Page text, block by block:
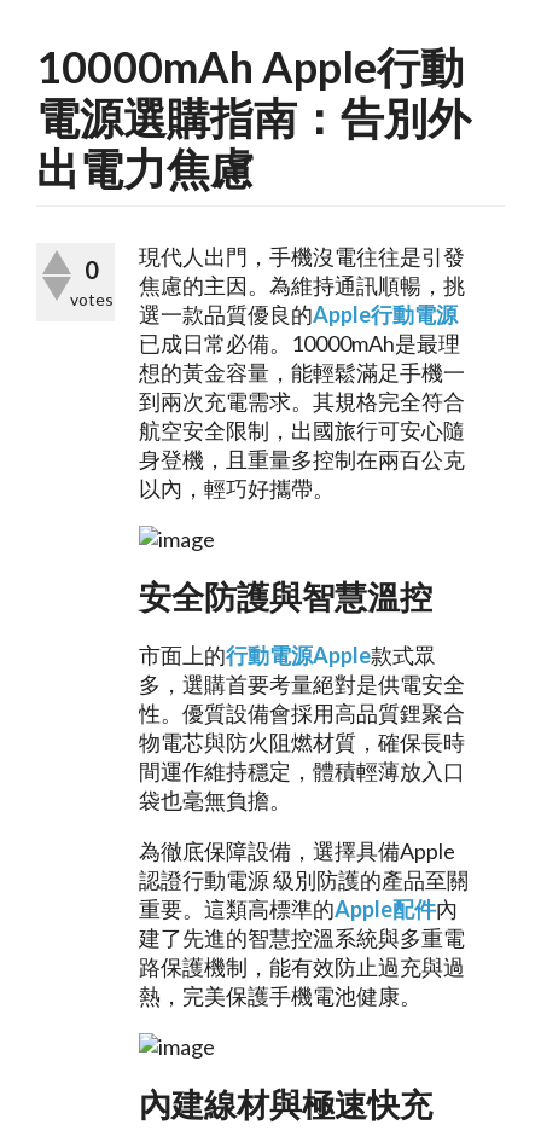
10000mAh Apple行動
電源選購指南：告別外
出電力焦慮
0
votes
現代人出門，手機沒電往往是引發
焦慮的主因。為維持通訊順暢，挑
選一款品質優良的Apple行動電源
已成日常必備。10000mAh是最理
想的黃金容量，能輕鬆滿足手機一
到兩次充電需求。其規格完全符合
航空安全限制，出國旅行可安心隨
身登機，且重量多控制在兩百公克
以內，輕巧好攜帶。
安全防護與智慧溫控
市面上的行動電源Apple款式眾
多，選購首要考量絕對是供電安全
性。優質設備會採用高品質鋰聚合
物電芯與防火阻燃材質，確保長時
間運作維持穩定，體積輕薄放入口
袋也毫無負擔。
為徹底保障設備，選擇具備Apple
認證行動電源 級別防護的產品至關
重要。這類高標準的Apple配件內
建了先進的智慧控溫系統與多重電
路保護機制，能有效防止過充與過
熱，完美保護手機電池健康。
內建線材與極速快充